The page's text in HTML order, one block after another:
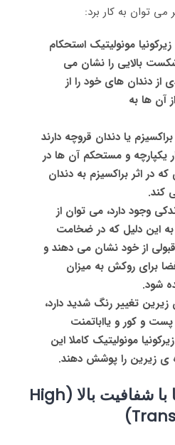
می توان به کار برد:
مونولیتیک استحکام
بالایی را نشان می
از دندان های خود را از
آن ها به
یا دندان قروچه دارند
یکپارچه و مستحکم آن ها در
در اثر براکسیزم به دندان
کند.
وجود دارد، می توان از
این دلیل که در ضخامت
از خود نشان می دهند و
برای روکش به میزان
شود.
زیرین تغییر رنگ شدید دارد،
پست و کور و یااباتمنت
مونولیتیک کاملا این
ی زیرین را پوشش دهند.
روکش‌های زیرکونیا با شفافیت بالا (High